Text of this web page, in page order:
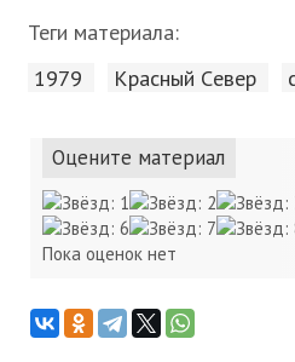
Теги материала:
1979 Красный Cевер
Оцените материал
Пока оценок нет